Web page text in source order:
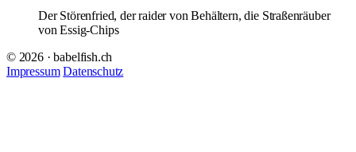
Der Störenfried, der raider von Behältern, die Straßenräuber
von Essig-Chips
© 2026 · babelfish.ch
Impressum Datenschutz